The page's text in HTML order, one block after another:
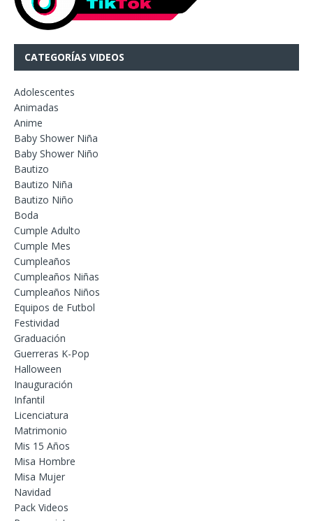
CATEGORÍAS VIDEOS
Adolescentes
Animadas
Anime
Baby Shower Niña
Baby Shower Niño
Bautizo
Bautizo Niña
Bautizo Niño
Boda
Cumple Adulto
Cumple Mes
Cumpleaños
Cumpleaños Niñas
Cumpleaños Niños
Equipos de Futbol
Festividad
Graduación
Guerreras K-Pop
Halloween
Inauguración
Infantil
Licenciatura
Matrimonio
Mis 15 Años
Misa Hombre
Misa Mujer
Navidad
Pack Videos